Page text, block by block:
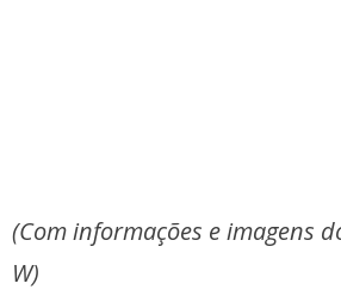
(Com informações e imagens
W)